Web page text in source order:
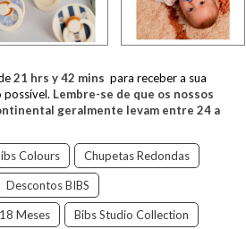
21 hrs y42 mins para receber a sua
possível. Lembre-se de que os nossos
geralmente levam entre 24 a
Colours Chupetas Redondas
Descontos BIBS
Meses Bibs Studio Collection